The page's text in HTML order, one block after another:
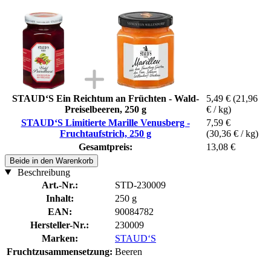
STAUD‘S Ein Reichtum an Früchten - Wald-
Preiselbeeren, 250 g
5,49 € (21,96
€ / kg)
STAUD‘S Limitierte Marille Venusberg -
Fruchtaufstrich, 250 g
7,59 €
(30,36 € / kg)
Gesamtpreis:
13,08 €
Beide in den Warenkorb
Beschreibung
Art.-Nr.:
STD-230009
Inhalt:
250 g
EAN:
90084782
Hersteller-Nr.:
230009
Marken:
STAUD‘S
Fruchtzusammensetzung: Beeren